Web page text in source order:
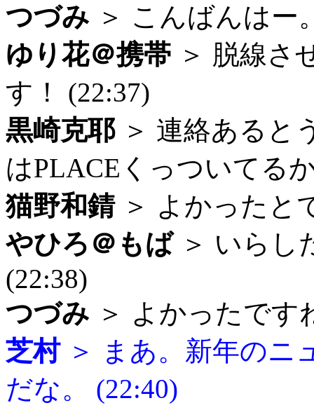
つづみ ＞ こんばんはー
ゆり花＠携帯 ＞ 脱線さ
す！ (22:37)
黒崎克耶＞ 連絡あると
はPLACEくっついてる
猫野和錆＞ よかったと
やひろ＠もば＞ いらし
(22:38)
つづみ ＞ よかったです
芝村＞ まあ。新年のニ
だな。 (22:40)